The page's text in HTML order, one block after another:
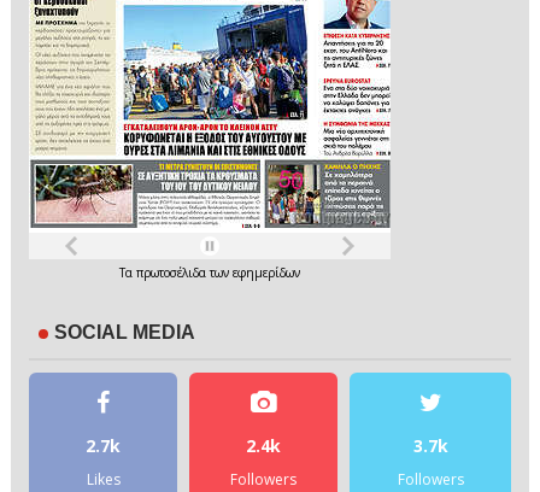
Τα πρωτοσέλιδατων εφημερίδων
SOCIAL MEDIA
2.7k
Likes
2.4k
Followers
3.7k
Followers